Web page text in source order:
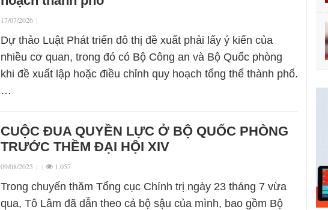
17/07/2026 |
Dự thảo Luật Phát triển đô thị đề xuất phải lấy ý kiến của
nhiều cơ quan, trong đó có Bộ Công an và Bộ Quốc phòng
khi đề xuất lập hoặc điều chỉnh quy hoạch tổng thể thành phố.
…
CUỘC ĐUA QUYỀN LỰC Ở BỘ QUỐC PHÒNG
TRƯỚC THỀM ĐẠI HỘI XIV
09/08/2025 | | 1.057
Trong chuyến thăm Tổng cục Chính trị ngày 23 tháng 7 vừa
qua, Tô Lâm đã dẫn theo cả bộ sậu của mình, bao gồm Bộ